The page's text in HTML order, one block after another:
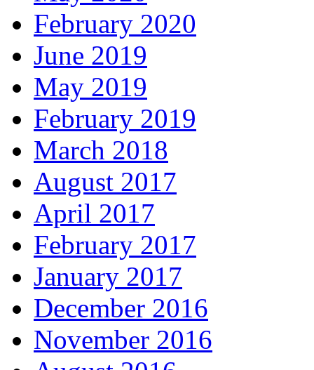
February 2020
June 2019
May 2019
February 2019
March 2018
August 2017
April 2017
February 2017
January 2017
December 2016
November 2016